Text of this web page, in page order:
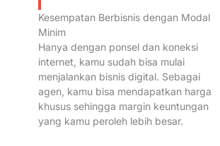
Kesempatan Berbisnis dengan Modal
Minim
Hanya dengan ponsel dan koneksi
internet, kamu sudah bisa mulai
menjalankan bisnis digital. Sebagai
agen, kamu bisa mendapatkan harga
khusus sehingga margin keuntungan
yang kamu peroleh lebih besar.